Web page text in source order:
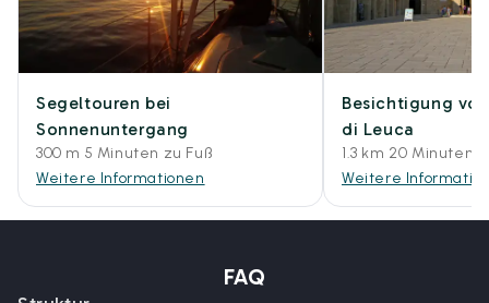
Segeltouren bei
Sonnenuntergang
300 m 5 Minuten zu Fuß
Weitere Informationen
Besichtigung
di Leuca
1.3 km 20 Minuten
Weitere
FAQ